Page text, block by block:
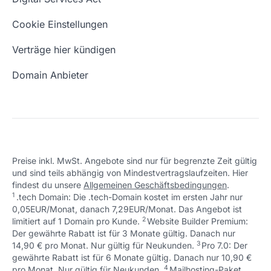
Schön, dass ich dir helfen konnte.
Tut mir leid, du erreichst uns unter:
+49 (0) 451 / 70 99 70
support@checkdomain.de
Schön, dass ich dir helfen konnte.
Tut mir leid, du erreichst uns unter:
+49 (0) 451 / 70 99 70
support@checkdomain.de
Schön, dass ich dir helfen konnte.
Tut mir leid, du erreichst uns unter:
+49 (0) 451 / 70 99 70oder
support@checkdomain.de
Schön, dass ich dir helfen konnte.
Tut mir leid, du erreichst uns unter:
+49 (0) 451 / 70 99 70oder
support@checkdomain.de
Schön, dass ich dir helfen konnte.
Tut mir leid, du erreichst uns unter:
+49 (0) 451 / 70 99 70oder
support@checkdomain.de
Domain Umzug
Wie ist meine IP?
Email Adresse erstellen
Cookie Einstellungen
Verträge hier kündigen
Domain Anbieter
Preise inkl. MwSt. Angebote sind nur für begrenzte Zeit gültig
und sind teils abhängig von Mindestvertragslaufzeiten. Hier
findest du unsere Allgemeinen Geschäftsbedingungen.
1 .tech Domain: Die .tech-Domain kostet im ersten Jahr nur
0,05EUR/Monat, danach 7,29EUR/Monat. Das Angebot ist
limitiert auf 1 Domain pro Kunde. ↩ 1
2 Website Builder Premium:
Der gewährte Rabatt ist für 3 Monate gültig. Danach nur
14,90 € pro Monat. Nur gültig für Neukunden. ↩ 1
3 Pro 7.0: Der
gewährte Rabatt ist für 6 Monate gültig. Danach nur 10,90 €
↩ 1
4